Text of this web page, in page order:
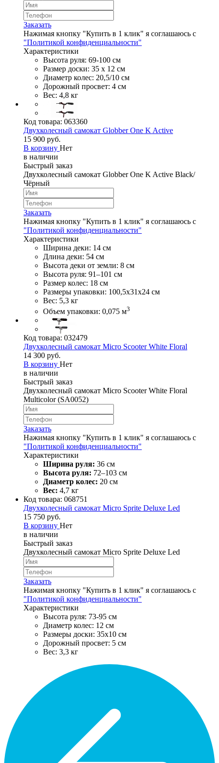
Заказать
Нажимая кнопку "Купить в 1 клик" я соглашаюсь с
"Политикой конфиденциальности"
Характеристики
Высота руля: 69-100 см
Размер доски: 35 х 12 см
Диаметр колес: 20,5/10 см
Дорожный просвет: 4 см
Вес: 4,8 кг
Код товара: 063360
Двухколесный самокат Globber One K Active
15 900 руб.
В корзину Нет
в наличии
Быстрый заказ
Двухколесный самокат Globber One K Active Black/
Чёрный
Заказать
Нажимая кнопку "Купить в 1 клик" я соглашаюсь с
"Политикой конфиденциальности"
Характеристики
Ширина деки: 14 см
Длина деки: 54 см
Высота деки от земли: 8 см
Высота руля: 91–101 см
Размер колес: 18 см
Размеры упаковки: 100,5х31х24 см
Вес: 5,3 кг
Объем упаковки: 0,075 м3
Код товара: 032479
Двухколесный самокат Micro Scooter White Floral
14 300 руб.
В корзину Нет
в наличии
Быстрый заказ
Двухколесный самокат Micro Scooter White Floral
Multicolor (SA0052)
Заказать
Нажимая кнопку "Купить в 1 клик" я соглашаюсь с
"Политикой конфиденциальности"
Характеристики
Ширина руля: 36 см
Высота руля: 72–103 см
Диаметр колес: 20 см
Вес: 4,7 кг
Код товара: 068751
Двухколесный самокат Micro Sprite Deluxe Led
15 750 руб.
В корзину Нет
в наличии
Быстрый заказ
Двухколесный самокат Micro Sprite Deluxe Led
Заказать
Нажимая кнопку "Купить в 1 клик" я соглашаюсь с
"Политикой конфиденциальности"
Характеристики
Высота руля: 73-95 см
Диаметр колес: 12 см
Размеры доски: 35х10 см
Дорожный просвет: 5 см
Вес: 3,3 кг